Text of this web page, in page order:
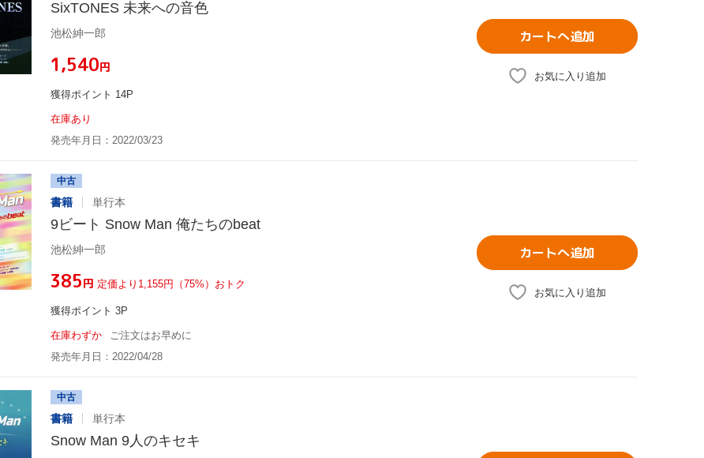
SixTONES 未来への音色
池松紳一郎
¥1,540円
獲得ポイント 14P
在庫あり
発売年月日：2022/03/23
カートへ追加
お気に入り追加
中古
書籍 単行本
9ビート Snow Man 俺たちのbeat
池松紳一郎
¥385円 定価より1,155円（75%）おトク
獲得ポイント 3P
在庫わずか
ご注文はお早めに
発売年月日：2022/04/28
カートへ追加
お気に入り追加
中古
書籍 単行本
Snow Man 9人のキセキ